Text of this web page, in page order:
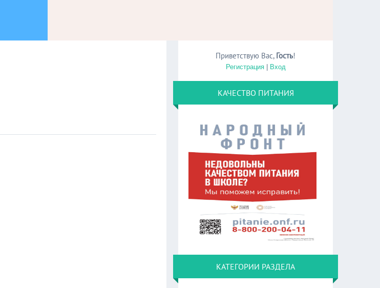
Приветствую Вас, Гость!
Регистрация| Вход
КАЧЕСТВО ПИТАНИЯ
КАТЕГОРИИ РАЗДЕЛА